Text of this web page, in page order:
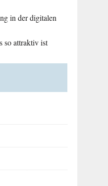
in der digitalen
so attraktiv ist